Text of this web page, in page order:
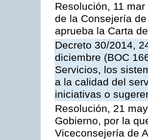
Resolución, 11
de la Consejería
aprueba la Carta
Decreto 30/2014,
diciembre (BOC
Servicios, los
a la calidad del
iniciativas o
Resolución, 21
Gobierno, por la
Viceconsejería de